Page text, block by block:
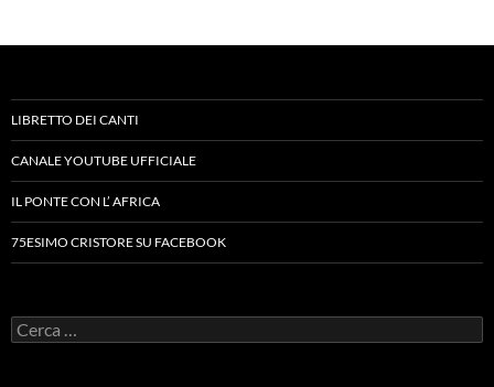
LIBRETTO DEI CANTI
CANALE YOUTUBE UFFICIALE
IL PONTE CON L’ AFRICA
75ESIMO CRISTORE SU FACEBOOK
Ricerca
per: